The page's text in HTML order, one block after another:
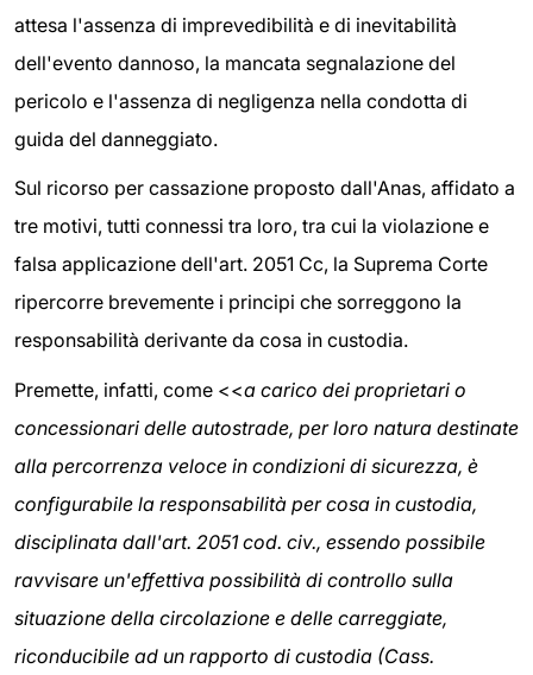
attesa l'assenza di imprevedibilità e di inevitabilità
dell'evento dannoso, la mancata segnalazione del
pericolo e l'assenza di negligenza nella condotta di
guida del danneggiato.
Sul ricorso per cassazione proposto dall'Anas, affidato a
tre motivi, tutti connessi tra loro, tra cui la violazione e
falsa applicazione dell'art. 2051 Cc, la Suprema Corte
ripercorre brevemente i principi che sorreggono la
responsabilità derivante da cosa in custodia.
Premette, infatti, come <<a carico dei proprietari o
concessionari delle autostrade, per loro natura destinate
alla percorrenza veloce in condizioni di sicurezza, è
configurabile la responsabilità per cosa in custodia,
disciplinata dall'art. 2051 cod. civ., essendo possibile
ravvisare un'effettiva possibilità di controllo sulla
situazione della circolazione e delle carreggiate,
riconducibile ad un rapporto di custodia (Cass.